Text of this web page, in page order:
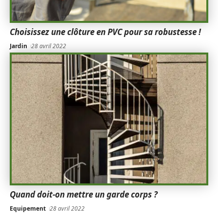
Choisissez une clôture en PVC pour sa robustesse !
Jardin 28 avril 2022
Quand doit-on mettre un garde corps ?
Equipement 28 avril 2022